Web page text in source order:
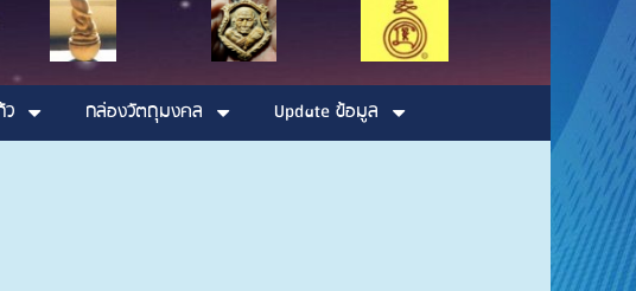
กล่องวัตถุมงคล Update ข้อมูล